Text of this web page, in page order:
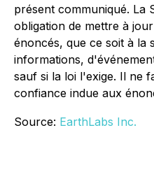
présent communiqué. La
obligation de mettre à
énoncés, que ce soit à la
informations,
sauf si la loi l'exige. Il ne
confiance indue aux
Source: EarthLabs Inc.